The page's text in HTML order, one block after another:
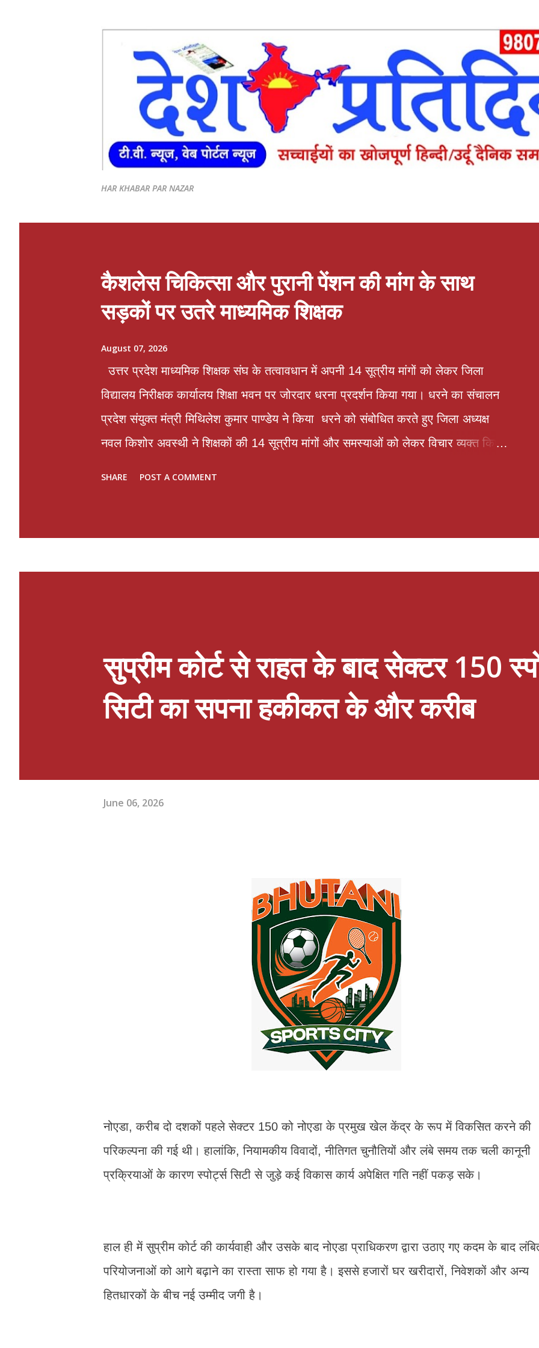
HAR KHABAR PAR NAZAR
कैशलेस चिकित्सा और पुरानी पेंशन की मांग के साथ
सड़कों पर उतरे माध्यमिक शिक्षक
August 07, 2026
उत्तर प्रदेश माध्यमिक शिक्षक संघ के तत्वावधान में अपनी 14 सूत्रीय मांगों को लेकर जिला
विद्यालय निरीक्षक कार्यालय शिक्षा भवन पर जोरदार धरना प्रदर्शन किया गया। धरने का संचालन
प्रदेश संयुक्त मंत्री मिथिलेश कुमार पाण्डेय ने किया धरने को संबोधित करते हुए जिला अध्यक्ष
नवल किशोर अवस्थी ने शिक्षकों की 14 सूत्रीय मांगों और समस्याओं को लेकर विचार व्यक्त किए।
प्रेषित किया गया है। जो अधिनियमित व्यवस्था के पूर्णतया विपरीत है जबकि इस संबंध में पूर्व एवं
SHARE POST A COMMENT
सुप्रीम कोर्ट से राहत के बाद सेक्टर 150
सिटी का सपना हकीकत के और करीब
June 06, 2026
नोएडा, करीब दो दशकों पहले सेक्टर 150 को नोएडा के प्रमुख खेल केंद्र के रूप में विकसित करने की
परिकल्पना की गई थी। हालांकि, नियामकीय विवादों, नीतिगत चुनौतियों और लंबे समय तक चली कानूनी
प्रक्रियाओं के कारण स्पोर्ट्स सिटी से जुड़े कई विकास कार्य अपेक्षित गति नहीं पकड़ सके।
हाल ही में सुप्रीम कोर्ट की कार्यवाही और उसके बाद नोएडा प्राधिकरण द्वारा उठाए गए कदम के बाद
परियोजनाओं को आगे बढ़ाने का रास्ता साफ हो गया है। इससे हजारों घर खरीदारों, निवेशकों और अन्य
हितधारकों के बीच नई उम्मीद जगी है।